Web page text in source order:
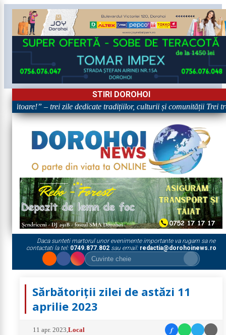
STIRI DOROHOI
– trei zile dedicate tradițiilor, culturii și comunității Trei
Daca sunteti martorul unor evenimente importante va rugam sa ne
contactati la tel: 0749.877.802sau email: redactia@dorohoinews.ro
Sărbătoriții zilei de astăzi 11
aprilie 2023
11 apr. 2023 ,Local f